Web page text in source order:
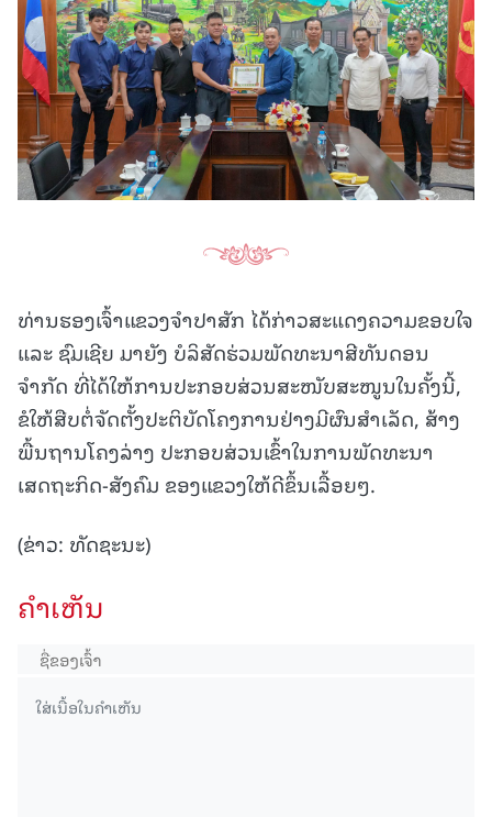
ທ່ານຮອງເຈົ້າແຂວງຈໍາປາສັກ ໄດ້ກ່າວສະແດງຄວາມຂອບໃຈ
ແລະ ຊົມເຊີຍ ມາຍັງ ບໍລິສັດຮ່ວມພັດທະນາສີທັນດອນ
ຈຳກັດ ທີ່ໄດ້ໃຫ້ການປະກອບສ່ວນສະໜັບສະໜູນໃນຄັ້ງນີ້,
ຂໍໃຫ້ສືບຕໍ່ຈັດຕັ້ງປະຕິບັດໂຄງການຢ່າງມີຜົນສຳເລັດ, ສ້າງ
ພື້ນຖານໂຄງລ່າງ ປະກອບສ່ວນເຂົ້າໃນການພັດທະນາ
ເສດຖະກິດ-ສັງຄົມ ຂອງແຂວງໃຫ້ດີຂຶ້ນເລື້ອຍໆ.
(ຂ່າວ: ທັດຊະນະ)
ຄໍາເຫັນ